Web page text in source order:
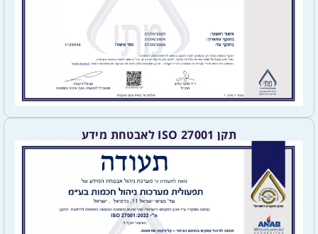
תקן ISO 27001 לאבטחת מידע